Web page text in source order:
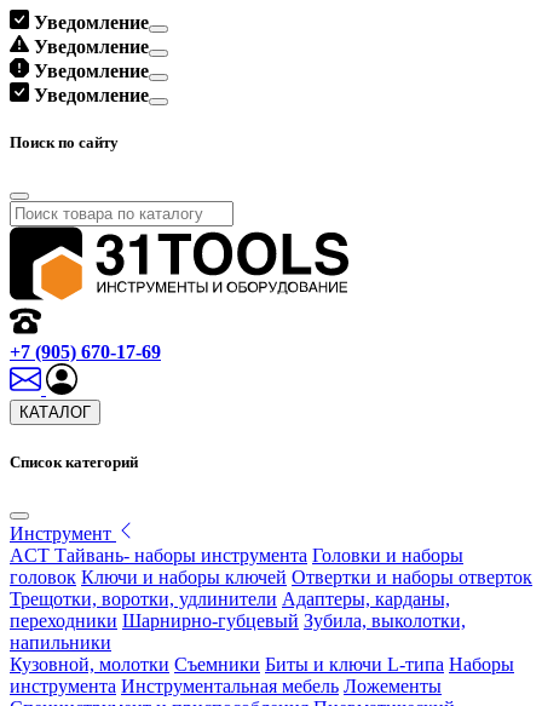
Уведомление
Уведомление
Уведомление
Уведомление
Поиск по сайту
+7 (905) 670-17-69
КАТАЛОГ
Список категорий
Инструмент
ACT Тайвань- наборы инструмента Головки и наборы
головок Ключи и наборы ключей Отвертки и наборы отверток
Трещотки, воротки, удлинители Адаптеры, карданы,
переходники Шарнирно-губцевый Зубила, выколотки,
напильники
Кузовной, молотки Съемники Биты и ключи L-типа Наборы
инструмента Инструментальная мебель Ложементы